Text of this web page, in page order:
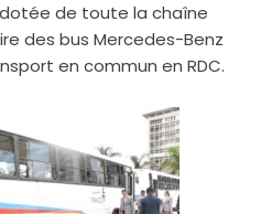
de toute la chaîne
des bus Mercedes-Benz
en commun en RDC.